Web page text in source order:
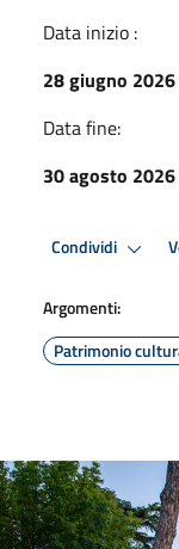
Data inizio :
28 giugno 2026
Data fine:
30 agosto 2026
Condividi
Argomenti:
Patrimonio